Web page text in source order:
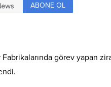
ABONE OL
görev yapan